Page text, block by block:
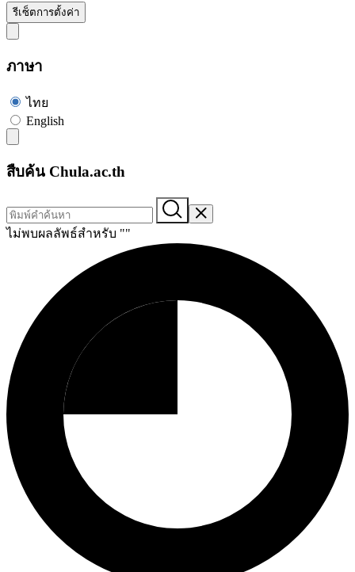
รีเซ็ตการตั้งค่า
ภาษา
ไทย
English
สืบค้น Chula.ac.th
ไม่พบผลลัพธ์สำหรับ ""